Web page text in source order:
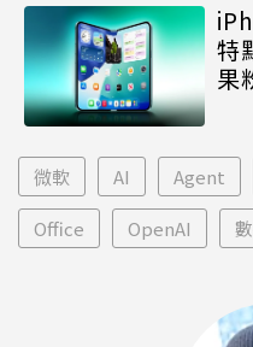
特
果
微軟 AI Agent
Office OpenAI